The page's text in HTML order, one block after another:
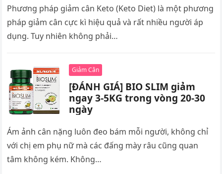
Phương pháp giảm cân Keto (Keto Diet) là một phương
pháp giảm cân cực kì hiệu quả và rất nhiều người áp
dụng. Tuy nhiên không phải…
Giảm Cân
[ĐÁNH GIÁ] BIO SLIM giảm
ngay 3-5KG trong vòng 20-30
ngày
Ám ảnh cân nặng luôn đeo bám mỗi người, không chỉ
với chị em phụ nữ mà các đấng mày râu cũng quan
tâm không kém. Không…